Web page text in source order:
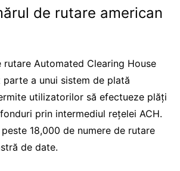
de rutare american
rutare Automated Clearing House
parte a unui sistem de plată
utilizatorilor să efectueze plăți
prin intermediul rețelei ACH.
18,000 de numere de rutare
de date.